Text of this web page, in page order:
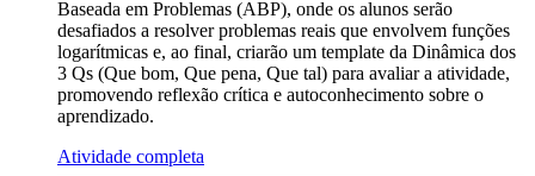
Baseada em Problemas (ABP), onde os alunos serão
desafiados a resolver problemas reais que envolvem funções
logarítmicas e, ao final, criarão um template da Dinâmica dos
3 Qs (Que bom, Que pena, Que tal) para avaliar a atividade,
promovendo reflexão crítica e autoconhecimento sobre o
aprendizado.
Atividade completa